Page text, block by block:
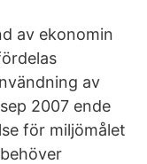
av ekonomin
av
2007 ende
för miljömålet